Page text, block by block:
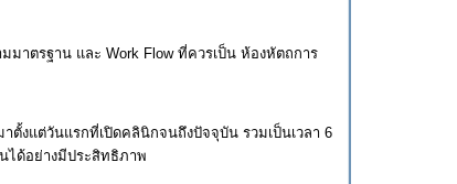
มาตรฐาน และ Work Flow ที่ควรเป็น ห้องหัตถการ
งแต่วันแรกที่เปิดคลินิกจนถึงปัจจุบัน รวมเป็นเวลา 6
ได้อย่างมีประสิทธิภาพ